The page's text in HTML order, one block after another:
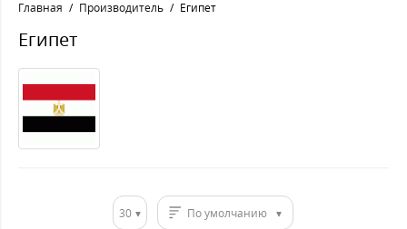
Главная Производитель Египет
Египет
30 По умолчанию